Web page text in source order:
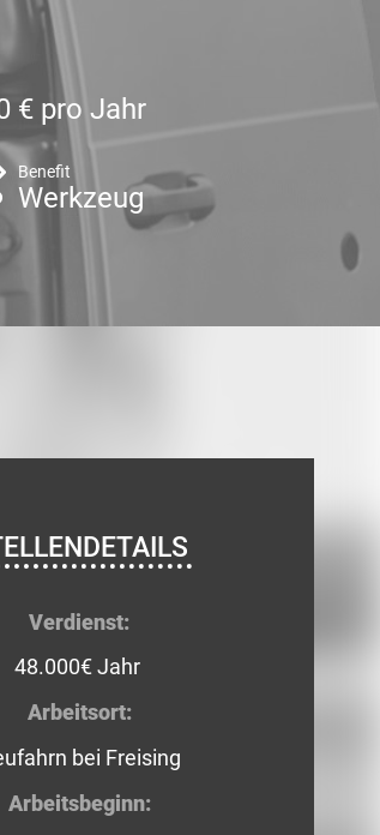
€ pro Jahr
Benefit
Werkzeug
Verdienst:
48.000€ Jahr
Arbeitsort:
bei Freising
Arbeitsbeginn: